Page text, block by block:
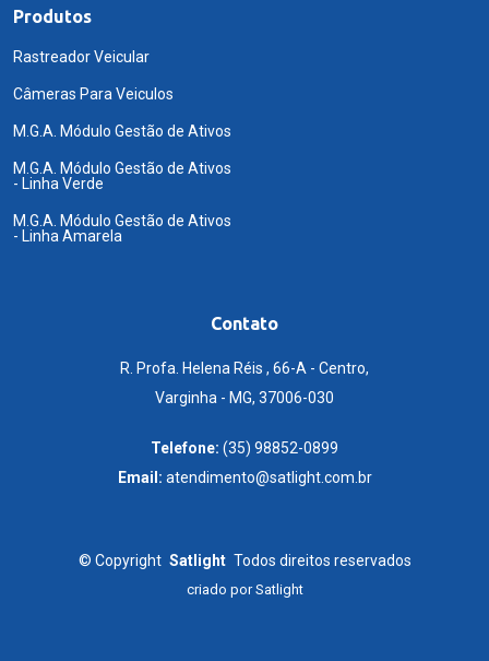
Produtos
Rastreador Veicular
Câmeras Para Veiculos
M.G.A. Módulo Gestão de Ativos
M.G.A. Módulo Gestão de Ativos
- Linha Verde
M.G.A. Módulo Gestão de Ativos
- Linha Amarela
Contato
R. Profa. Helena Réis , 66-A - Centro,
Varginha - MG, 37006-030
Telefone: (35) 98852-0899
Email: atendimento@satlight.com.br
© Copyright Satlight Todos direitos reservados
criado porSatlight